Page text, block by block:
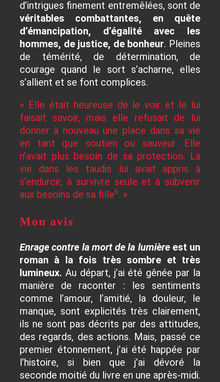
d’intrigues finement entremêlées, sont de
véritables combattantes, en quête
d’émancipation, d’égalité avec les
hommes, de justice, de bonheur. Pleines
de témérité, de détermination, de
courage quand le sort s’acharne, elles
s’allient et se font complices.
« Elle était heureuse de le voir et le lui
faisait savoir, mais elle refusait de lui
donner à nouveau une place dans sa vie
en tant que soutien ou sauveur. Elle
n’avait plus besoin de sa protection. La
vie dans les taudis lui avait appris à
s’endurcir, à survivre seule et à subvenir
aux besoins de sa fille6. »
Mon avis
Enrage contre la mort de la lumièreest un
roman à la fois très sombre et très
lumineux. Au départ, j’ai été gênée par la
manière de raconter : les sentiments
comme l’amour, l’amitié, la douleur, le
manque, sont explicités très clairement,
ils ne sont pas décrits par des attitudes,
des regards, des actions. Mais, passé ce
premier étonnement, j’ai été happée par
l’histoire, si bien que j’ai dévoré la
seconde moitié du livre en une après-midi.